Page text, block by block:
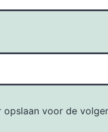
voor de